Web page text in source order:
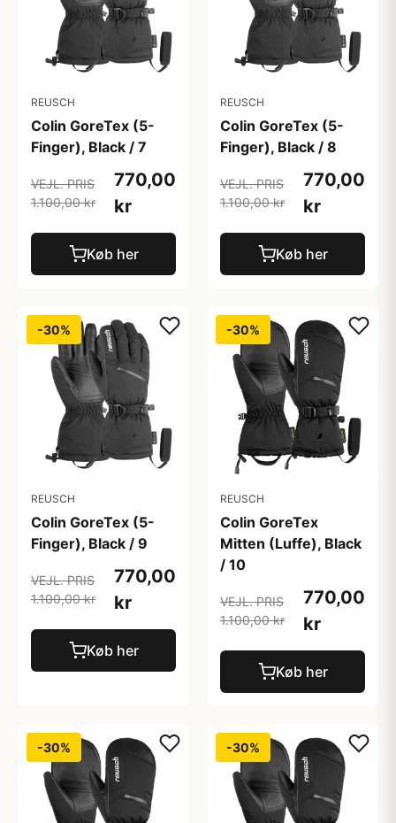
REUSCH
Colin GoreTex (5-
Finger), Black / 7
VEJL. PRIS
1.100,00 kr
770,00
kr
Køb her
REUSCH
Colin GoreTex (5-
Finger), Black / 8
VEJL. PRIS
1.100,00 kr
770,00
kr
Køb her
-30%
REUSCH
Colin GoreTex (5-
Finger), Black / 9
VEJL. PRIS
1.100,00 kr
770,00
kr
Køb her
-30%
REUSCH
Colin GoreTex
Mitten (Luffe), Black
/ 10
VEJL. PRIS
1.100,00 kr
770,00
kr
Køb her
-30% -30%